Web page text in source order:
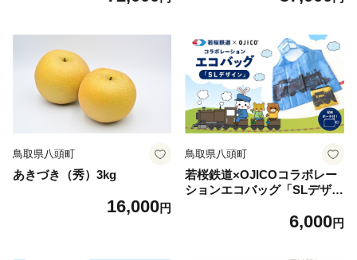
鳥取県八頭町
あきづき（秀）3kg
16,000円
鳥取県八頭町
若桜鉄道×OJICOコラボレー
ションエコバッグ「SLデザイ
6,000円